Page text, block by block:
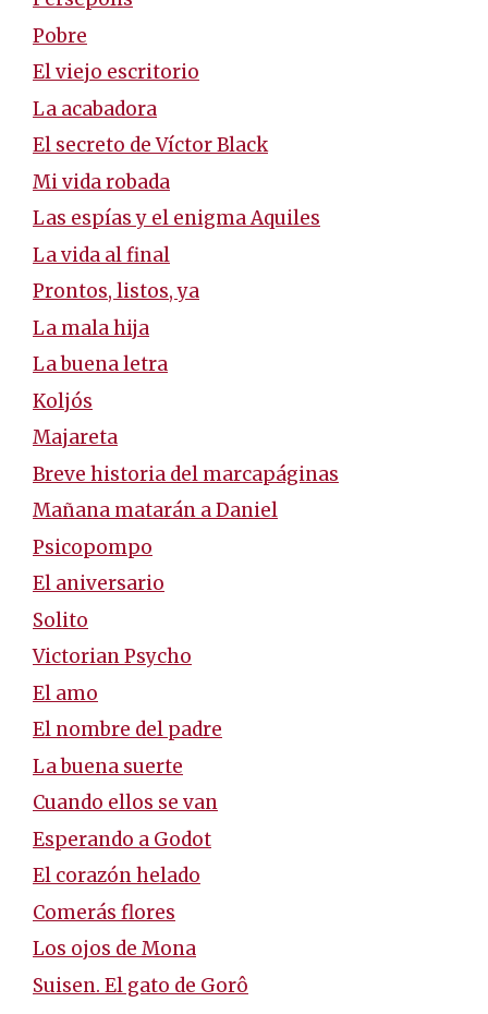
Pobre
El viejo escritorio
La acabadora
El secreto de Víctor Black
Mi vida robada
Las espías y el enigma Aquiles
La vida al final
Prontos, listos, ya
La mala hija
La buena letra
Koljós
Majareta
Breve historia del marcapáginas
Mañana matarán a Daniel
Psicopompo
El aniversario
Solito
Victorian Psycho
El amo
El nombre del padre
La buena suerte
Cuando ellos se van
Esperando a Godot
El corazón helado
Comerás flores
Los ojos de Mona
Suisen. El gato de Gorô